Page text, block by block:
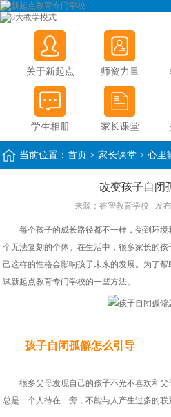
关于新起点 师资力量
学生相册 家长课堂
当前位置： 首页 > 家长课堂 > 心里
改变孩子自闭
来源： 睿智教育学校 发
每个孩子的成长路径都不一样，受到环境
个无法复刻的个体。在生活中，很多家长的
己这样的性格会影响孩子未来的发展。为了
试新起点教育专门学校的一些方法。
孩子自闭孤僻怎么引导
很多父母发现自己的孩子不光不喜欢和父
总是一个人待在一旁，不能与人产生过多的联